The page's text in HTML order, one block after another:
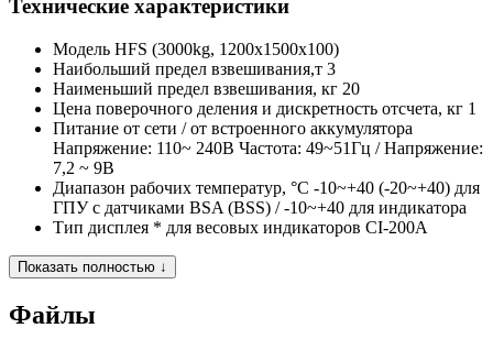
Технические характеристики
Модель HFS (3000kg, 1200x1500x100)
Наибольший предел взвешивания,т 3
Наименьший предел взвешивания, кг 20
Цена поверочного деления и дискретность отсчета, кг 1
Питание от сети / от встроенного аккумулятора
Напряжение: 110~ 240В Частота: 49~51Гц / Напряжение:
7,2 ~ 9В
Диапазон рабочих температур, °C -10~+40 (-20~+40) для
ГПУ с датчиками BSA (BSS) / -10~+40 для индикатора
Тип дисплея * для весовых индикаторов CI-200A
Показать полностью ↓
Файлы